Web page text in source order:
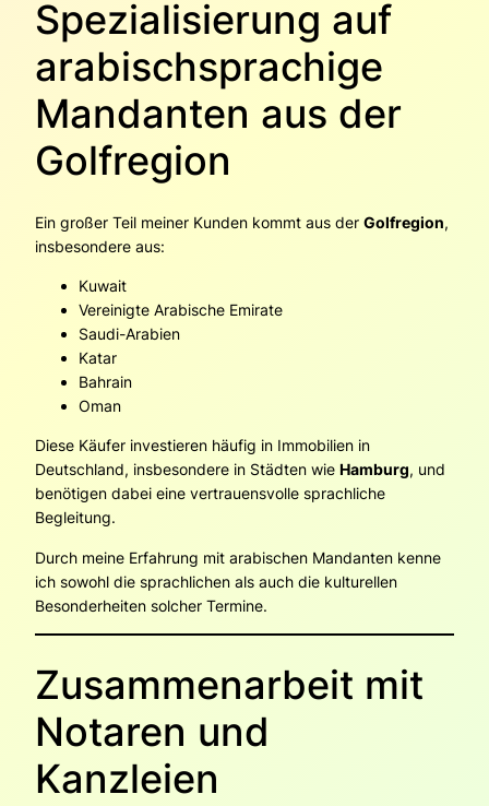
Spezialisierung auf
arabischsprachige
Mandanten aus der
Golfregion
Ein großer Teil meiner Kunden kommt aus der Golfregion,
insbesondere aus:
Kuwait
Vereinigte Arabische Emirate
Saudi-Arabien
Katar
Bahrain
Oman
Diese Käufer investieren häufig in Immobilien in
Deutschland, insbesondere in Städten wie Hamburg, und
benötigen dabei eine vertrauensvolle sprachliche
Begleitung.
Durch meine Erfahrung mit arabischen Mandanten kenne
ich sowohl die sprachlichen als auch die kulturellen
Besonderheiten solcher Termine.
Zusammenarbeit mit
Notaren und
Kanzleien